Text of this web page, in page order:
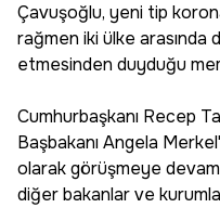
Çavuşoğlu, yeni tip
rağmen iki ülke arasında
etmesinden duyduğu
Cumhurbaşkanı Recep
Başbakanı Angela
olarak görüşmeye
diğer bakanlar ve